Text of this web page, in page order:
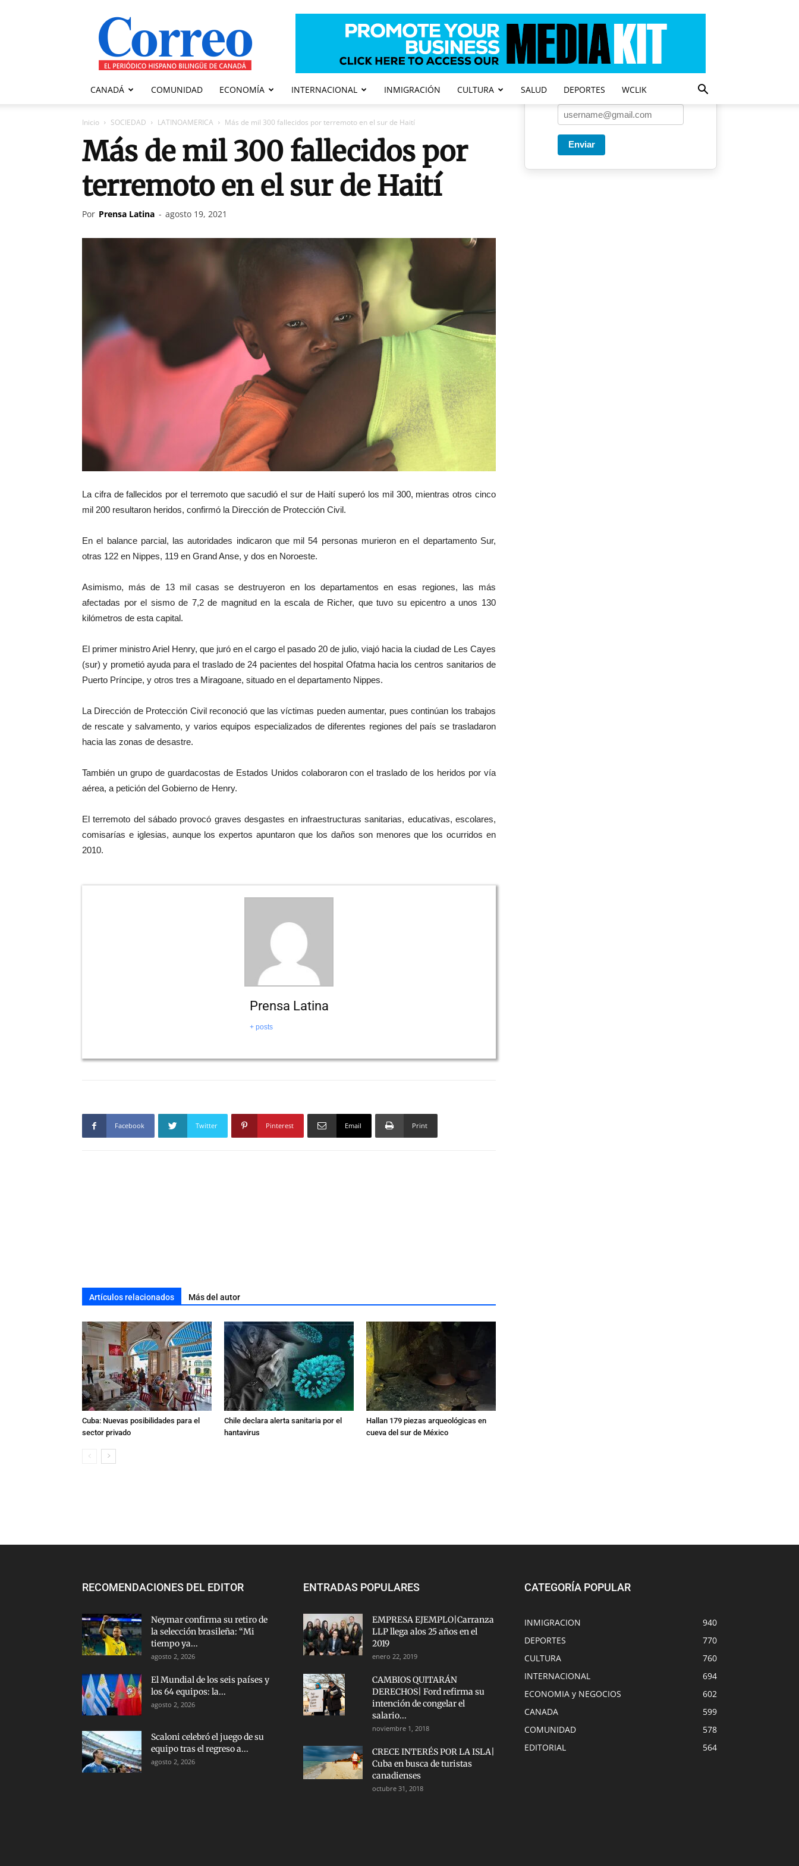
Correo
Canadiense
CANADÁ COMUNIDAD ECONOMÍA INTERNACIONAL INMIGRACIÓN CULTURA SALUD DEPORTES WCLIK
Inicio SOCIEDAD LATINOAMERICA Más de mil 300 fallecidos por terremoto en el sur de Haití
Más de mil 300 fallecidos por
terremoto en el sur de Haití
Por Prensa Latina - agosto 19, 2021
La cifra de fallecidos por el terremoto que sacudió el sur de Haití superó los mil 300, mientras otros cinco
mil 200 resultaron heridos, confirmó la Dirección de Protección Civil.
En el balance parcial, las autoridades indicaron que mil 54 personas murieron en el departamento Sur,
otras 122 en Nippes, 119 en Grand Anse, y dos en Noroeste.
Asimismo, más de 13 mil casas se destruyeron en los departamentos en esas regiones, las más
afectadas por el sismo de 7,2 de magnitud en la escala de Richer, que tuvo su epicentro a unos 130
kilómetros de esta capital.
El primer ministro Ariel Henry, que juró en el cargo el pasado 20 de julio, viajó hacia la ciudad de Les Cayes
(sur) y prometió ayuda para el traslado de 24 pacientes del hospital Ofatma hacia los centros sanitarios de
Puerto Príncipe, y otros tres a Miragoane, situado en el departamento Nippes.
La Dirección de Protección Civil reconoció que las víctimas pueden aumentar, pues continúan los trabajos
de rescate y salvamento, y varios equipos especializados de diferentes regiones del país se trasladaron
hacia las zonas de desastre.
También un grupo de guardacostas de Estados Unidos colaboraron con el traslado de los heridos por vía
aérea, a petición del Gobierno de Henry.
El terremoto del sábado provocó graves desgastes en infraestructuras sanitarias, educativas, escolares,
comisarías e iglesias, aunque los expertos apuntaron que los daños son menores que los ocurridos en
2010.
Prensa Latina
+ posts
Facebook Twitter Pinterest Email Print
Artículos relacionados Más del autor
Cuba: Nuevas posibilidades para el
sector privado
Chile declara alerta sanitaria por el
hantavirus
Hallan 179 piezas arqueológicas en
cueva del sur de México
Una vez a la semana enviamos
Enviar
Entregado por SendPulse
RECOMENDACIONES DEL EDITOR
Neymar confirma su retiro de
la selección brasileña: “Mi
tiempo ya...
agosto 2, 2026
El Mundial de los seis países y
los 64 equipos: la...
agosto 2, 2026
Scaloni celebró el juego de su
equipo tras el regreso a...
agosto 2, 2026
ENTRADAS POPULARES
EMPRESA EJEMPLO|Carranza
LLP llega alos 25 años en el
2019
enero 22, 2019
CAMBIOS QUITARÁN
DERECHOS| Ford refirma su
intención de congelar el
salario...
noviembre 1, 2018
CRECE INTERÉS POR LA ISLA|
Cuba en busca de turistas
canadienses
octubre 31, 2018
CATEGORÍA POPULAR
INMIGRACION
940
DEPORTES
770
CULTURA
760
INTERNACIONAL
694
ECONOMIA y NEGOCIOS
602
CANADA
599
COMUNIDAD
578
EDITORIAL
564